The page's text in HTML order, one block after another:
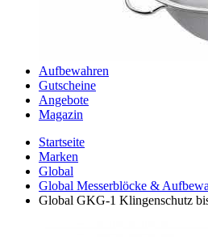
Aufbewahren
Gutscheine
Angebote
Magazin
Startseite
Marken
Global
Global Messerblöcke &
Global GKG-1 Klingenschutz